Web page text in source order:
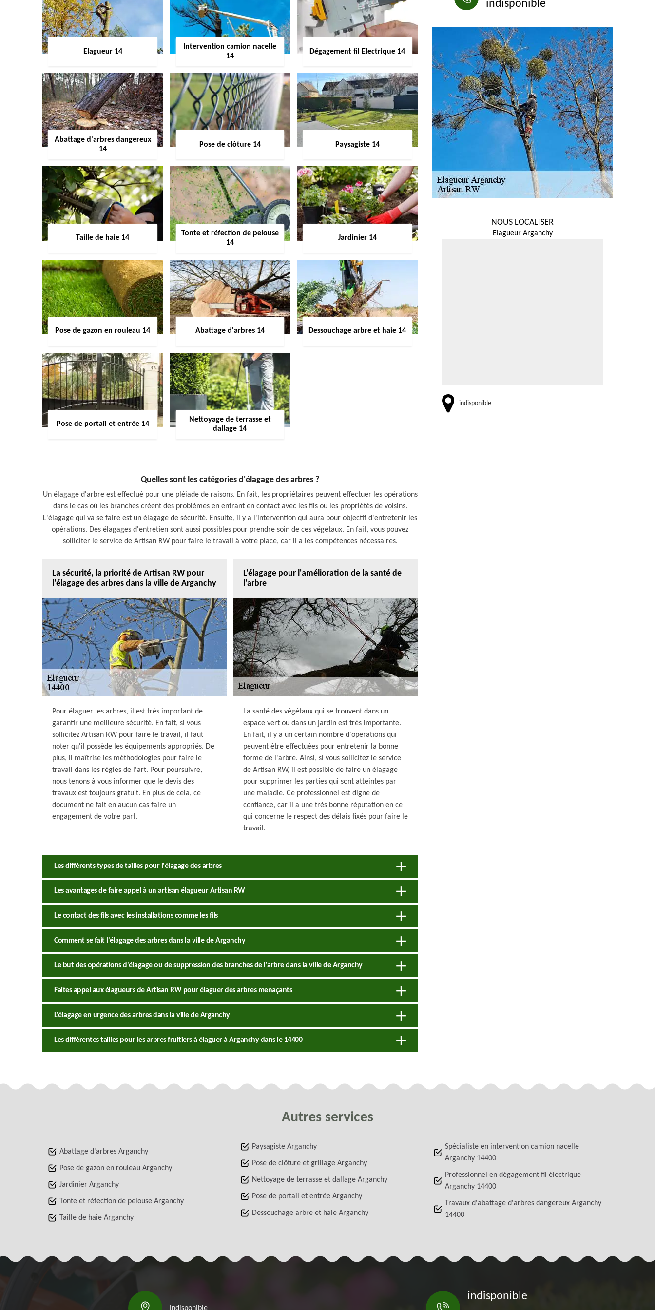
Elagueur 14
Intervention camion nacelle
14
Dégagement fil Electrique 14
Abattage d'arbres dangereux
14
Pose de clôture 14 Paysagiste 14
Taille de haie 14
Tonte et réfection de pelouse
14
Jardinier 14
Pose de gazon en rouleau 14 Abattage d'arbres 14 Dessouchage arbre et haie 14
Pose de portail et entrée 14
Nettoyage de terrasse et
dallage 14
Quelles sont les catégories d'élagage des arbres ?
Un élagage d'arbre est effectué pour une pléiade de raisons. En fait, les propriétaires peuvent effectuer les opérations
dans le cas où les branches créent des problèmes en entrant en contact avec les fils ou les propriétés de voisins.
L'élagage qui va se faire est un élagage de sécurité. Ensuite, il y a l'intervention qui aura pour objectif d'entretenir les
opérations. Des élagages d'entretien sont aussi possibles pour prendre soin de ces végétaux. En fait, vous pouvez
solliciter le service de Artisan RW pour faire le travail à votre place, car il a les compétences nécessaires.
La sécurité, la priorité de Artisan RW pour
l'élagage des arbres dans la ville de Arganchy
Pour élaguer les arbres, il est très important de
garantir une meilleure sécurité. En fait, si vous
sollicitez Artisan RW pour faire le travail, il faut
noter qu'il possède les équipements appropriés. De
plus, il maîtrise les méthodologies pour faire le
travail dans les règles de l'art. Pour poursuivre,
nous tenons à vous informer que le devis des
travaux est toujours gratuit. En plus de cela, ce
document ne fait en aucun cas faire un
engagement de votre part.
L'élagage pour l'amélioration de la santé de
l'arbre
La santé des végétaux qui se trouvent dans un
espace vert ou dans un jardin est très importante.
En fait, il y a un certain nombre d'opérations qui
peuvent être effectuées pour entretenir la bonne
forme de l'arbre. Ainsi, si vous sollicitez le service
de Artisan RW, il est possible de faire un élagage
pour supprimer les parties qui sont atteintes par
une maladie. Ce professionnel est digne de
confiance, car il a une très bonne réputation en ce
qui concerne le respect des délais fixés pour faire le
travail.
Les différents types de tailles pour l'élagage des arbres
Les avantages de faire appel à un artisan élagueur Artisan RW
Le contact des fils avec les installations comme les fils
Comment se fait l'élagage des arbres dans la ville de Arganchy
Le but des opérations d'élagage ou de suppression des branches de l'arbre dans la ville de Arganchy
Faites appel aux élagueurs de Artisan RW pour élaguer des arbres menaçants
L'élagage en urgence des arbres dans la ville de Arganchy
Les différentes tailles pour les arbres fruitiers à élaguer à Arganchy dans le 14400
indisponible
NOUS LOCALISER
Elagueur Arganchy
indisponible
Autres services
Abattage d'arbres Arganchy
Pose de gazon en rouleau Arganchy
Jardinier Arganchy
Tonte et réfection de pelouse Arganchy
Taille de haie Arganchy
Paysagiste Arganchy
Pose de clôture et grillage Arganchy
Nettoyage de terrasse et dallage Arganchy
Pose de portail et entrée Arganchy
Dessouchage arbre et haie Arganchy
Spécialiste en intervention camion nacelle
Arganchy 14400
Professionnel en dégagement fil électrique
Arganchy 14400
Travaux d'abattage d'arbres dangereux Arganchy
14400
indisponible
indisponible